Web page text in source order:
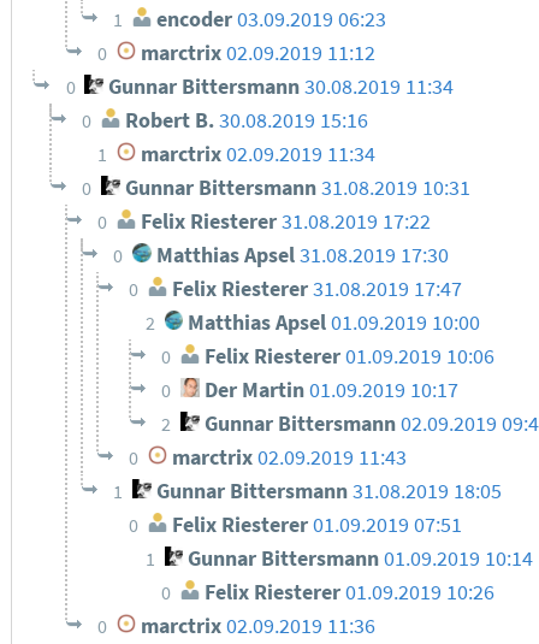
1 encoder03.09.2019 06:23
0 marctrix02.09.2019 11:12
0 Gunnar Bittersmann30.08.2019 11:34
0 Robert B. 30.08.2019 15:16
1 marctrix02.09.2019 11:34
0 Gunnar Bittersmann 31.08.2019 10:31
0 Felix Riesterer31.08.2019 17:22
0 Matthias Apsel31.08.2019 17:30
0 Felix Riesterer31.08.2019 17:47
2 Matthias Apsel01.09.2019 10:00
0 Felix Riesterer 01.09.2019 10:06
0 Der Martin 01.09.2019 10:17
2 Gunnar Bittersmann 02.09.2019
0 marctrix02.09.2019 11:43
1 Gunnar Bittersmann31.08.2019 18:05
0 Felix Riesterer01.09.2019 07:51
1 Gunnar Bittersmann01.09.2019 10:14
0 Felix Riesterer 01.09.2019 10:26
0 marctrix02.09.2019 11:36